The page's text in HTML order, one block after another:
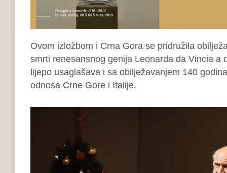
Ovom izložbom i Crna Gora se pridružila
smrti renesansnog genija Leonarda da Vincia a
lijepo usaglašava i sa obilježavanjem 140
odnosa Crne Gore i Italije.